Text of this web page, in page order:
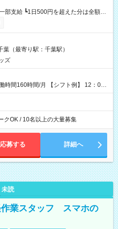
負担となります ★日払いOK！
の日に現金GET♪ お仕事後はコンビニ
（最寄り駅：千葉駅）
ズ
/月 【シフト例】 12：00
クOK / 10名以上の大量募集
応募する 詳細へ
未読
作業スタッフ スマホの